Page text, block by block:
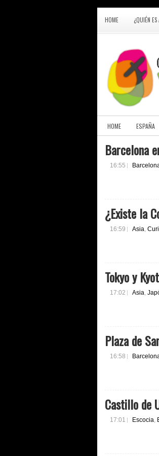
HOME ¿QUIÉN ES
HOME ESPAÑA
Barcelona
16:55
¿Existe la
16:59 Asia,
Tokyo y
17:02 Asia,
Plaza de
16:58
Castillo de
17:01 Escocia,